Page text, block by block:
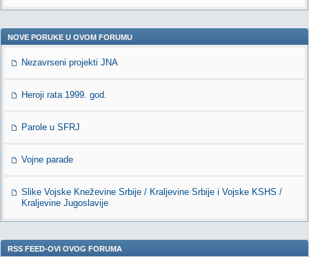
NOVE PORUKE U OVOM FORUMU
Nezavrseni projekti JNA
Heroji rata 1999. god.
Parole u SFRJ
Vojne parade
Slike Vojske Kneževine Srbije / Kraljevine Srbije i Vojske KSHS /
Kraljevine Jugoslavije
RSS FEED-OVI OVOG FORUMA